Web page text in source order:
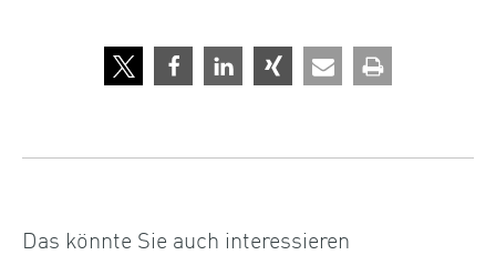
Das könnte Sie auch interessieren